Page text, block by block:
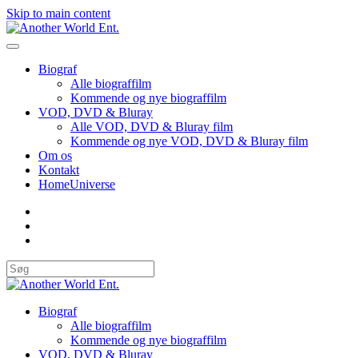
Skip to main content
Biograf
Alle biograffilm
Kommende og nye biograffilm
VOD, DVD & Bluray
Alle VOD, DVD & Bluray film
Kommende og nye VOD, DVD & Bluray film
Om os
Kontakt
HomeUniverse
Biograf
Alle biograffilm
Kommende og nye biograffilm
VOD, DVD & Bluray